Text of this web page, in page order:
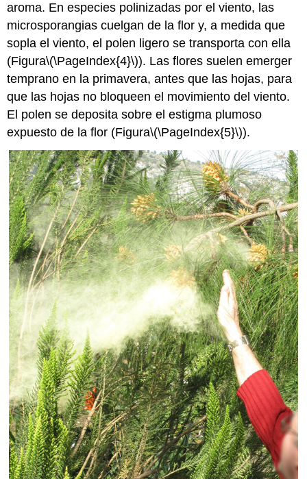
aroma. En especies polinizadas por el viento, las
microsporangias cuelgan de la flor y, a medida que
sopla el viento, el polen ligero se transporta con ella
(Figura\(\PageIndex{4}\)). Las flores suelen emerger
temprano en la primavera, antes que las hojas, para
que las hojas no bloqueen el movimiento del viento.
El polen se deposita sobre el estigma plumoso
expuesto de la flor (Figura\(\PageIndex{5}\)).